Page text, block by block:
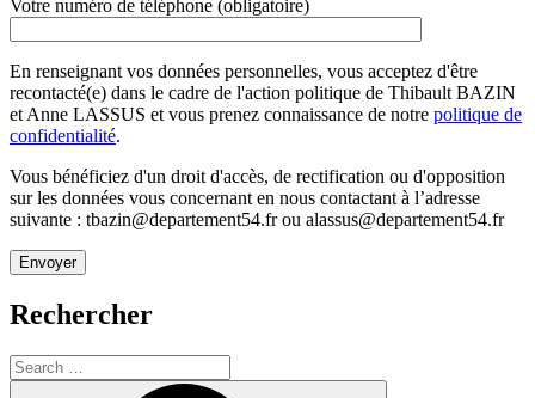
Votre numéro de téléphone (obligatoire)
En renseignant vos données personnelles, vous acceptez d'être
recontacté(e) dans le cadre de l'action politique de Thibault BAZIN
et Anne LASSUS et vous prenez connaissance de notre politique de
confidentialité.
Vous bénéficiez d'un droit d'accès, de rectification ou d'opposition
sur les données vous concernant en nous contactant à l’adresse
suivante : tbazin@departement54.fr ou alassus@departement54.fr
Rechercher
Search
for: